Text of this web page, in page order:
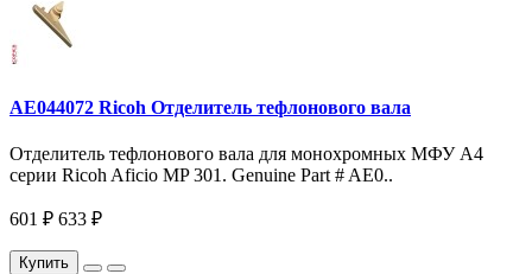
AE044072 Ricoh Отделитель тефлонового вала
Отделитель тефлонового вала для монохромных МФУ A4
серии Ricoh Aficio MP 301. Genuine Part # AE0..
601 ₽ 633 ₽
Купить